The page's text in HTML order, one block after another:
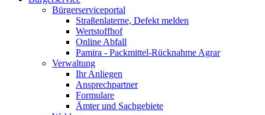
Bürgerserviceportal
Straßenlaterne, Defekt melden
Wertstoffhof
Online Abfall
Pamira - Packmittel-Rücknahme Agrar
Verwaltung
Ihr Anliegen
Ansprechpartner
Formulare
Ämter und Sachgebiete